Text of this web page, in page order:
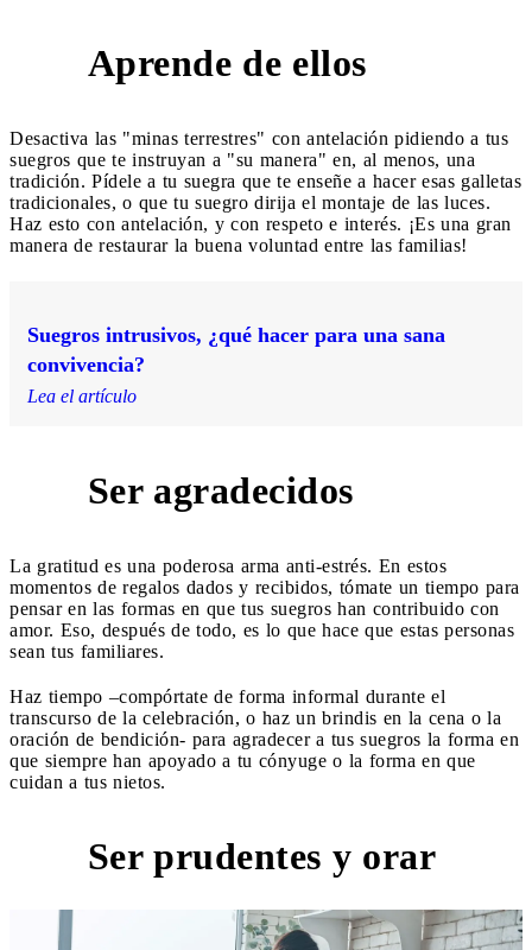
Aprende de ellos
Desactiva las "minas terrestres" con antelación pidiendo a tus
suegros que te instruyan a "su manera" en, al menos, una
tradición. Pídele a tu suegra que te enseñe a hacer esas galletas
tradicionales, o que tu suegro dirija el montaje de las luces.
Haz esto con antelación, y con respeto e interés. ¡Es una gran
manera de restaurar la buena voluntad entre las familias!
Suegros intrusivos, ¿qué hacer para una sana
convivencia?
Lea el artículo
Ser agradecidos
La gratitud es una poderosa arma anti-estrés. En estos
momentos de regalos dados y recibidos, tómate un tiempo para
pensar en las formas en que tus suegros han contribuido con
amor. Eso, después de todo, es lo que hace que estas personas
sean tus familiares.
Haz tiempo –compórtate de forma informal durante el
transcurso de la celebración, o haz un brindis en la cena o la
oración de bendición- para agradecer a tus suegros la forma en
que siempre han apoyado a tu cónyuge o la forma en que
cuidan a tus nietos.
Ser prudentes y orar